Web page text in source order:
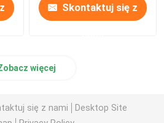
Skontaktuj się z
więcej
się z nami
Desktop Site